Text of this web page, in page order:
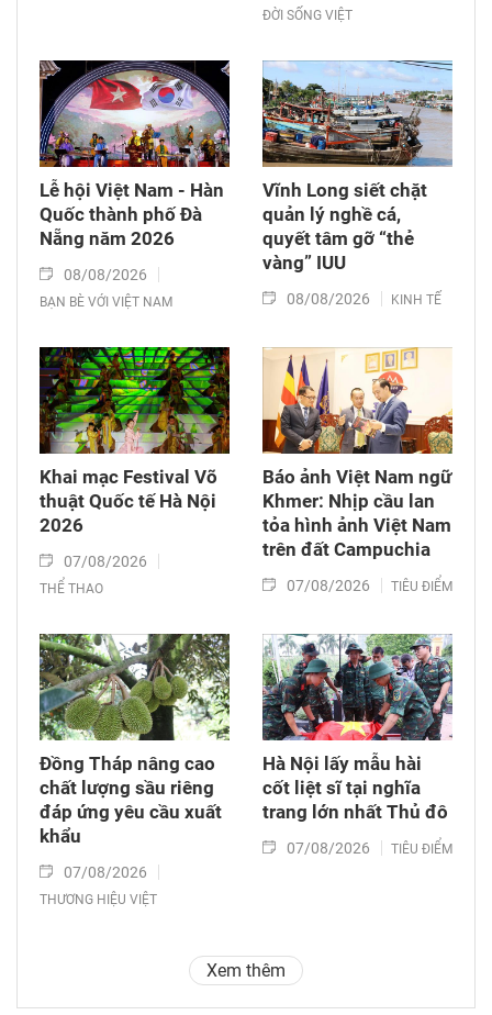
ĐỜI SỐNG VIỆT
Lễ hội Việt Nam - Hàn
Quốc thành phố Đà
Nẵng năm 2026
08/08/2026
BẠN BÈ VỚI VIỆT NAM
Vĩnh Long siết chặt
quản lý nghề cá,
quyết tâm gỡ “thẻ
vàng” IUU
08/08/2026 KINH TẾ
Khai mạc Festival Võ
thuật Quốc tế Hà Nội
2026
07/08/2026
THỂ THAO
Báo ảnh Việt Nam ngữ
Khmer: Nhịp cầu lan
tỏa hình ảnh Việt Nam
trên đất Campuchia
07/08/2026 TIÊU ĐIỂM
Đồng Tháp nâng cao
chất lượng sầu riêng
đáp ứng yêu cầu xuất
khẩu
07/08/2026
THƯƠNG HIỆU VIỆT
Hà Nội lấy mẫu hài
cốt liệt sĩ tại nghĩa
trang lớn nhất Thủ đô
07/08/2026 TIÊU ĐIỂM
Xem thêm